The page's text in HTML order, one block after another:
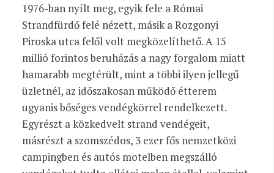
1976-ban nyílt meg, egyik fele a Római
Strandfürdő felé nézett, másik a Rozgonyi
Piroska utca felől volt megközelíthető. A 15
millió forintos beruházás a nagy forgalom miatt
hamarabb megtérült, mint a többi ilyen jellegű
üzletnél, az időszakosan működő étterem
ugyanis bőséges vendégkörrel rendelkezett.
Egyrészt a közkedvelt strand vendégeit,
másrészt a szomszédos, 3 ezer fős nemzetközi
campingben és autós motelben megszálló